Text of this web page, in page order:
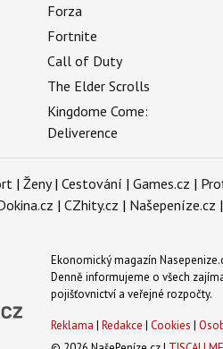
Forza
Fortnite
Call of Duty
The Elder Scrolls
Kingdome Come:
Deliverence
| Ženy| Cestování | Games.cz |
| CZhity.cz | Našepeníze.cz |
Ekonomický magazín
Denně informujeme o všech
pojišťovnictví a veřejné rozpočty.
Reklama | Redakce | Cookies |